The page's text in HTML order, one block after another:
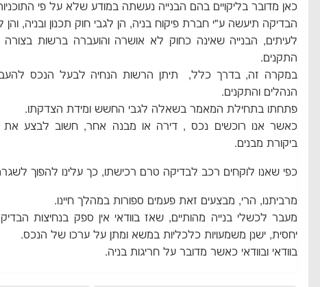
כאן מדובר בליקויים בהם הבנייה נעשתה במודע שלא על פי
הבדיקה תיעשה ע"י חברת פיקוח בניה, הן לגבי חוק תכנון ובניה, והן
לעיתים, הבנייה שאינה כחוק לא אושרה והועברה ברשות
התקנים.
במקרה זה, בדרך כלל, תיתן הרשות הנחיה לבעל הנכס
הנהלים והתקנים.
פתחתו בתחילת המאמר בשאלה לגבי החשש ומידת הצדקתו.
כאשר אנו רוכשים נכס , דירה או מבנה אחר, חשוב לבצע את
ביקורת מבנים.
כפי שאנו לוקחים רכב לבדיקה טרם רכישתו, כך עלינו להפוך
מרביתנו, הרי, מבצעים זאת פעמים ספורות במהלך חיינו.
מעבר לכשלי בנייה מהותיים, שאז בוודאי אין ספק בנחיצות
יחסית, ישנן משמעויות כלכליות במשא ומתן על ערכו של הנכס.
בוודאי ובוודאי כאשר מדובר על חריגות בניה.